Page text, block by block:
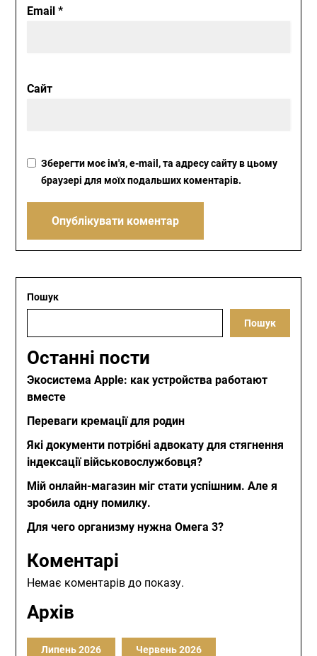
Email*
Сайт
Зберегти моє ім'я, e-mail, та адресу сайту в цьому
браузері для моїх подальших коментарів.
Пошук
Пошук
Останні пости
Экосистема Apple: как устройства работают
вместе
Переваги кремації для родин
Які документи потрібні адвокату для стягнення
індексації військовослужбовця?
Мій онлайн-магазин міг стати успішним. Але я
зробила одну помилку.
Для чего организму нужна Омега 3?
Коментарі
Немає коментарів до показу.
Архів
Липень 2026 Червень 2026